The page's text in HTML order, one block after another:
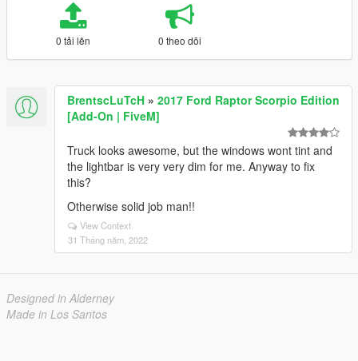
0 tải lên 0 theo dõi
BrentscLuTcH » 2017 Ford Raptor Scorpio Edition
[Add-On | FiveM]
Truck looks awesome, but the windows wont tint and
the lightbar is very very dim for me. Anyway to fix
this?
Otherwise solid job man!!
View Context
31 Tháng năm, 2022
Designed in Alderney
Made in Los Santos